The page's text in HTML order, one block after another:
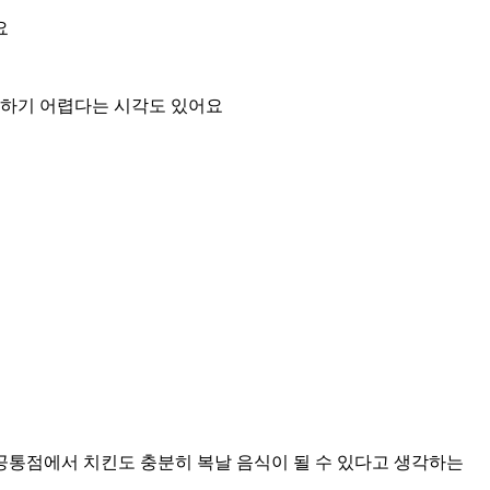
기 어렵다는 시각도 있어요
점에서 치킨도 충분히 복날 음식이 될 수 있다고 생각하는